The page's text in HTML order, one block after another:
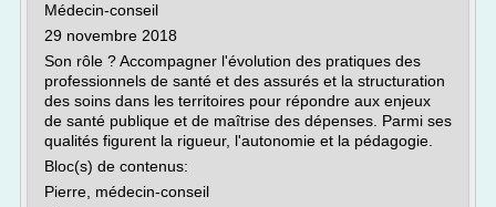
Médecin-conseil
29 novembre 2018
Son rôle ? Accompagner l'évolution des pratiques des
professionnels de santé et des assurés et la structuration
des soins dans les territoires pour répondre aux enjeux
de santé publique et de maîtrise des dépenses. Parmi ses
qualités figurent la rigueur, l'autonomie et la pédagogie.
Bloc(s) de contenus:
Pierre, médecin-conseil